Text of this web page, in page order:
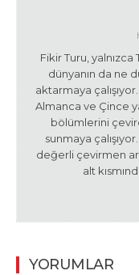
Fikir Turu, yalnızca
dünyanın da ne
aktarmaya
Almanca ve Çince
bölümlerini
sunmaya
değerli çevirmen
alt
YORUMLAR